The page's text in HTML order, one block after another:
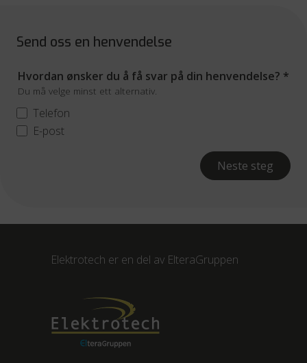
Send oss en henvendelse
Hvordan ønsker du å få svar på din henvendelse? *
Du må velge minst ett alternativ.
Telefon
E-post
Neste steg
Elektrotech er en del av ElteraGruppen